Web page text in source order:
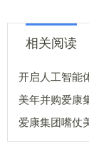
相关阅读
开启人工智能
美年并购爱康
爱康集团嘴仗